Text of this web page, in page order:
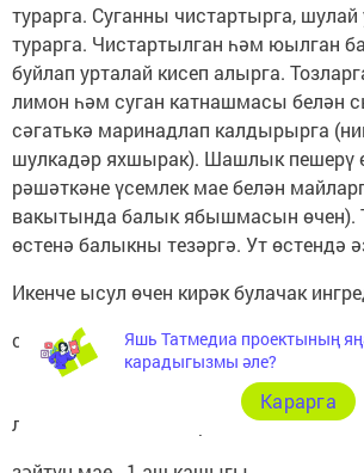
турарга. Суганны чистартырга, шулай
турарга. Чистартылган һәм юылган
буйлап урталай кисеп алырга.
лимон һәм суган катнашмасы белән
сәгатькә маринадлап калдырырга
шулкадәр яхшырак). Шашлык пешерү
рәшәткәне үсемлек мае белән
вакытында балык ябышмасын өчен).
өстенә балыкны тезәргә. Ут өстендә
Икенче ысул өчен кирәк булачак
скумбрия - 1.( эрерәге)
лимон согы һәм цедрасы - 1/2 лимон
Яшь Татмедиа проектының
карадыгызмы әле?
Карарга